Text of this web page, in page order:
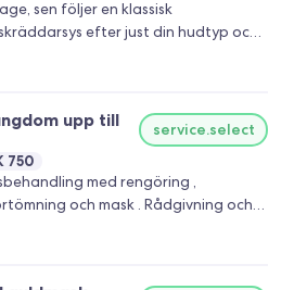
sen följer en klassisk
efter just din hudtyp och
, Frans och -eller brynfärg ,
upp till
750
service.select
med rengöring ,
och mask . Rådgivning och
huden